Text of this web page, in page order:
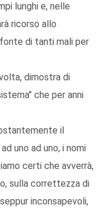
lunghi e, nelle
ricorso allo
di tanti mali per
dimostra di
che per anni
il
uno ad uno, i nomi
certi che avverrà,
sulla correttezza di
inconsapevoli,